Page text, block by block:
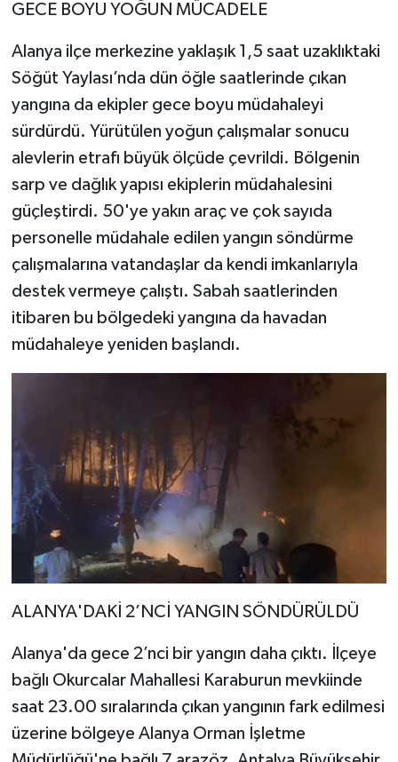
GECE BOYU YOĞUN MÜCADELE
Alanya ilçe merkezine yaklaşık 1,5 saat uzaklıktaki
Söğüt Yaylası’nda dün öğle saatlerinde çıkan
yangına da ekipler gece boyu müdahaleyi
sürdürdü. Yürütülen yoğun çalışmalar sonucu
alevlerin etrafı büyük ölçüde çevrildi. Bölgenin
sarp ve dağlık yapısı ekiplerin müdahalesini
güçleştirdi. 50'ye yakın araç ve çok sayıda
personelle müdahale edilen yangın söndürme
çalışmalarına vatandaşlar da kendi imkanlarıyla
destek vermeye çalıştı. Sabah saatlerinden
itibaren bu bölgedeki yangına da havadan
müdahaleye yeniden başlandı.
ALANYA'DAKİ 2’NCİ YANGIN SÖNDÜRÜLDÜ
Alanya'da gece 2’nci bir yangın daha çıktı. İlçeye
bağlı Okurcalar Mahallesi Karaburun mevkiinde
saat 23.00 sıralarında çıkan yangının fark edilmesi
üzerine bölgeye Alanya Orman İşletme